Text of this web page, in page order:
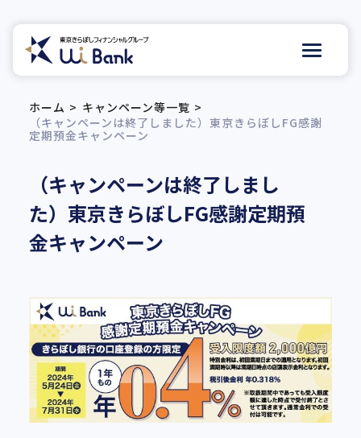
ホーム
キャンペーン等一覧
（キャンペーンは終了しました） 東京きらぼしFG感謝
定期預金キャンペーン
（キャンペーンは終了しまし
た） 東京きらぼしFG感謝定期預
金キャンペーン